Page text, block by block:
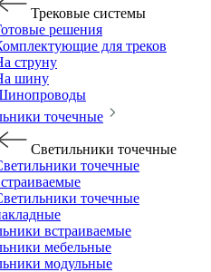
Трековые системы
решения
для треков
струну
шину
точечные
Светильники точечные
точечные
точечные
встраиваемые
мебельные
модульные